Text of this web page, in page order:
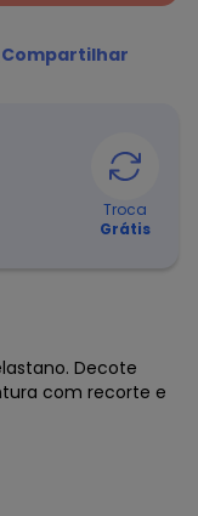
Compartilhar
Troca
Grátis
Decote
com recorte e
Bolsos e Faixa